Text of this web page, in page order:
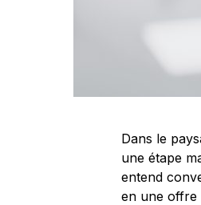
Dans le
une étape
entend
en une offre